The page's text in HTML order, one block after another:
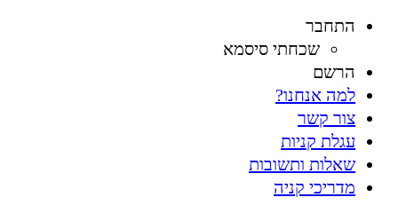
התחבר
שכחתי סיסמא
הרשם
למה אנחנו?
צור קשר
עגלת קניות
שאלות ותשובות
מדריכי קניה